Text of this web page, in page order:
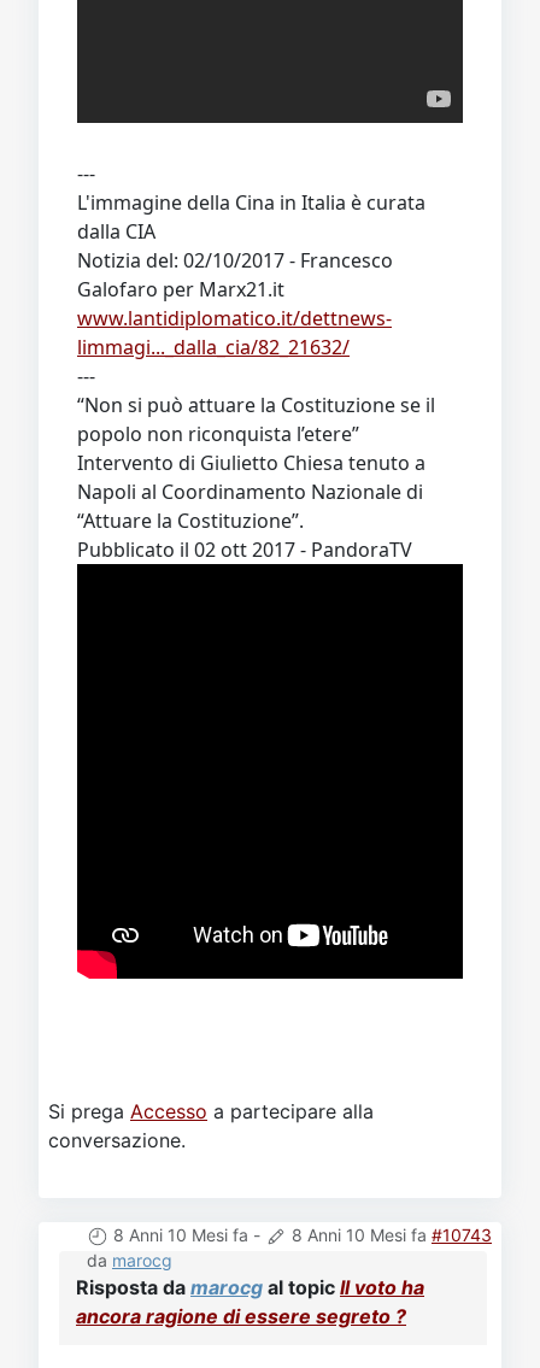
---
L'immagine della Cina in Italia è curata
dalla CIA
Notizia del: 02/10/2017 - Francesco
Galofaro per Marx21.it
www.lantidiplomatico.it/dettnews-
limmagi..._dalla_cia/82_21632/
---
“Non si può attuare la Costituzione se il
popolo non riconquista l’etere”
Intervento di Giulietto Chiesa tenuto a
Napoli al Coordinamento Nazionale di
“Attuare la Costituzione”.
Pubblicato il 02 ott 2017 - PandoraTV
Si prega Accesso a partecipare alla
conversazione.
8 Anni 10 Mesi fa - 8 Anni 10 Mesi fa #10743
da marocg
Risposta da marocg al topic Il voto ha
ancora ragione di essere segreto ?